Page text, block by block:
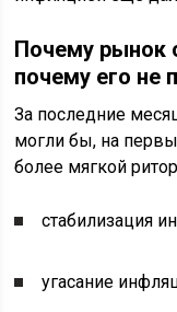
Почему рынок
почему его не
За последние
могли бы, на
более мягкой
стабилизация
угасание